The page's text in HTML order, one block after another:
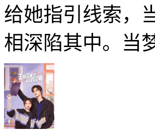
给她指引线索，
相深陷其中。当